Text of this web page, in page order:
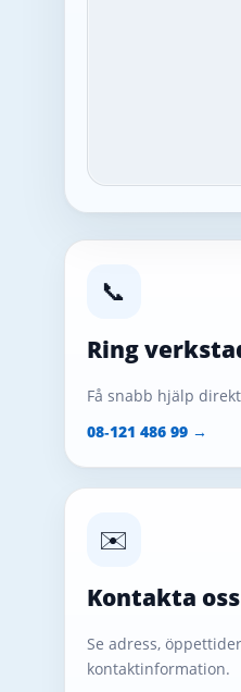
📞
Ring
Få snabb hjälp
08‑121 486 99 →
✉️
Kontakta oss
Se adress,
kontaktinformation.